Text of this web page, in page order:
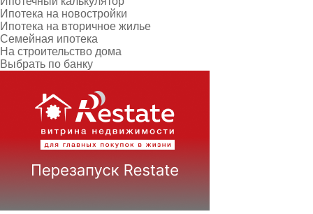
Ипотека на новостройки
Ипотека на вторичное жилье
Семейная ипотека
На строительство дома
Выбрать по банку